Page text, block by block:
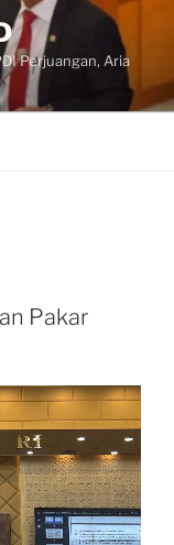
Perjuangan, Aria
Pakar